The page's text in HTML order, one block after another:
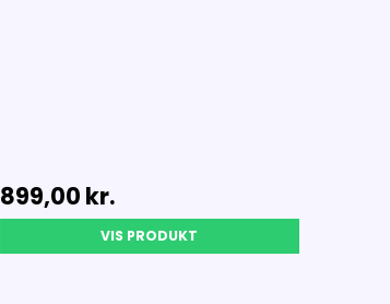
899,00 kr.
VIS PRODUKT